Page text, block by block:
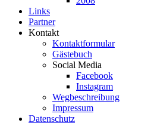
Links
Partner
Kontakt
Kontaktformular
Gästebuch
Social Media
Facebook
Instagram
Wegbeschreibung
Impressum
Datenschutz